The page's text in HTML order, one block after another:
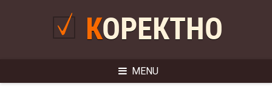
КОРЕКТНО
MENU